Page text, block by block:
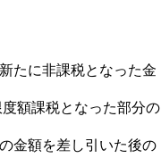
たに非課税となった金
額課税となった部分の
金額を差し引いた後の